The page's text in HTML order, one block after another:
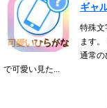
ギャ
特殊文
ます
通常の
で可愛い見た...